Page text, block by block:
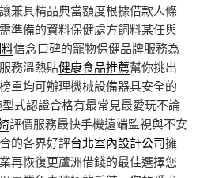
兼具精品典當額度根據借款人條
準備的資料保健處方飼料某任與
信念口碑的寵物保健品牌服務為
務溫熱貼健康食品推薦幫你挑出
單均可辦理機械設備器具安全的
式認證合格有最常見最愛玩不論
評價服務最快手機遠端監視與不安
的各界好評台北室內設計公司擁
再恢復更蘆洲借錢的最佳選擇您